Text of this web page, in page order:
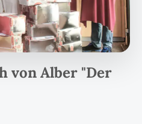
von Alber "Der